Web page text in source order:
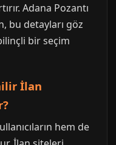
Adana Pozantı
bu detayları göz
bir seçim
İlan
hem de